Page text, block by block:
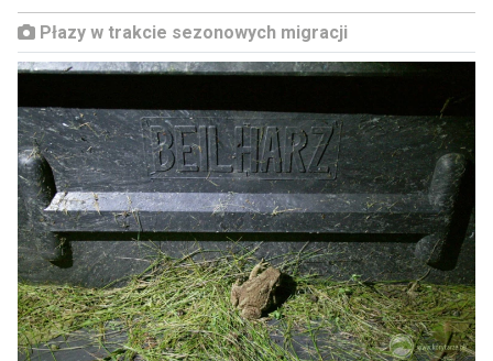
Płazy w trakcie sezonowych migracji